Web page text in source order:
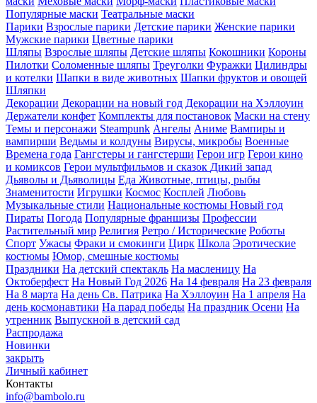
Популярные маски Театральные маски
Парики Взрослые парики Детские парики Женские парики
Мужские парики Цветные парики
Шляпы Взрослые шляпы Детские шляпы Кокошники Короны
Пилотки Соломенные шляпы Треуголки Фуражки Цилиндры
и котелки Шапки в виде животных Шапки фруктов и овощей
Шляпки
Декорации Декорации на новый год Декорации на Хэллоуин
Держатели конфет Комплекты для постановок Маски на стену
Темы и персонажи Steampunk Ангелы Аниме Вампиры и
вампирши Ведьмы и колдуны Вирусы, микробы Военные
Времена года Гангстеры и гангстерши Герои игр Герои кино
и комиксов Герои мультфильмов и сказок Дикий запад
Дьяволы и Дьяволицы Еда Животные, птицы, рыбы
Знаменитости Игрушки Космос Косплей Любовь
Музыкальные стили Национальные костюмы Новый год
Пираты Погода Популярные франшизы Профессии
Растительный мир Религия Ретро / Исторические Роботы
Спорт Ужасы Фраки и смокинги Цирк Школа Эротические
костюмы Юмор, смешные костюмы
Праздники На детский спектакль На масленицу На
Октоберфест На Новый Год 2026 На 14 февраля На 23 февраля
На 8 марта На день Св. Патрика На Хэллоуин На 1 апреля На
день космонавтики На парад победы На праздник Осени На
утренник Выпускной в детский сад
Распродажа
Новинки
закрыть
Личный кабинет
Контакты
info@bambolo.ru